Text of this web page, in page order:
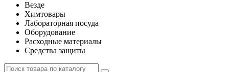
Везде
Химтовары
Лабораторная посуда
Оборудование
Расходные материалы
Средства защиты